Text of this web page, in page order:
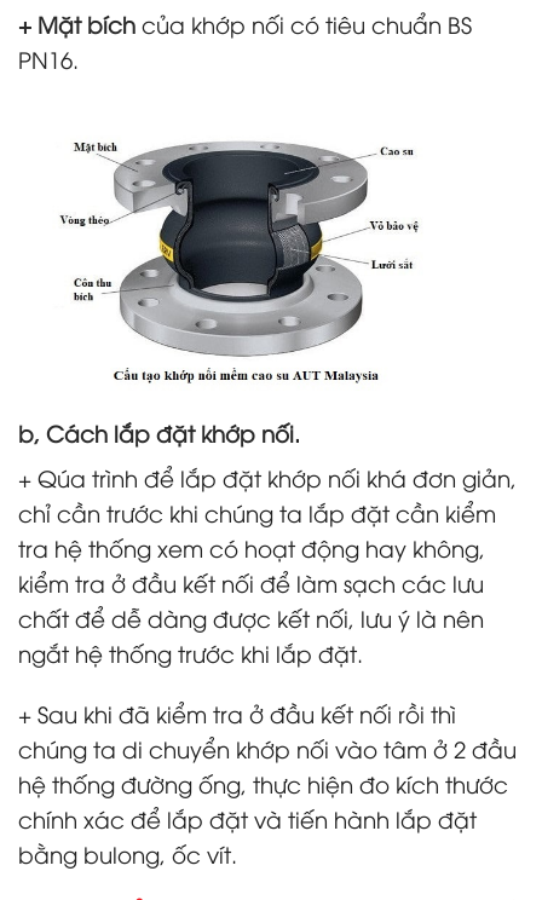
+ Mặt bích của khớp nối có tiêu chuẩn BS
PN16.
b, Cách lắp đặt khớp nối.
+ Qúa trình để lắp đặt khớp nối khá đơn giản,
chỉ cần trước khi chúng ta lắp đặt cần kiểm
tra hệ thống xem có hoạt động hay không,
kiểm tra ở đầu kết nối để làm sạch các lưu
chất để dễ dàng được kết nối, lưu ý là nên
ngắt hệ thống trước khi lắp đặt.
+ Sau khi đã kiểm tra ở đầu kết nối rồi thì
chúng ta di chuyển khớp nối vào tâm ở 2 đầu
hệ thống đường ống, thực hiện đo kích thước
chính xác để lắp đặt và tiến hành lắp đặt
bằng bulong, ốc vít.